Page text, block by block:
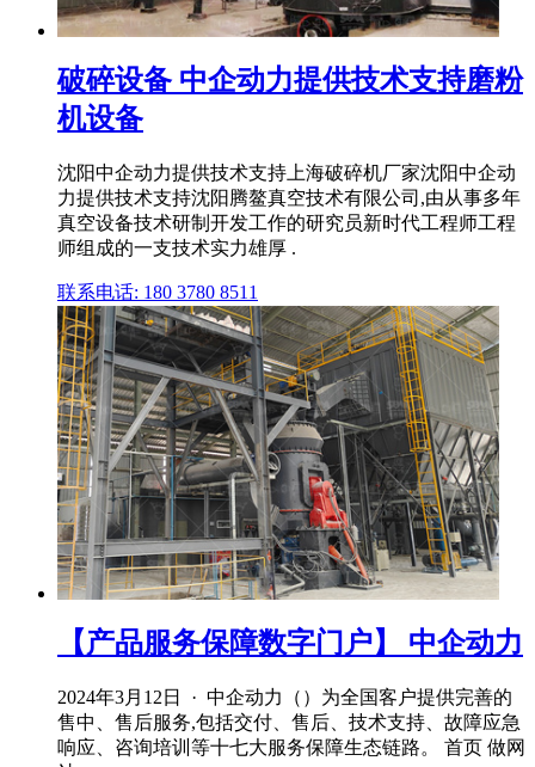
破碎设备 中企动力提供技术支持磨粉
机设备
沈阳中企动力提供技术支持上海破碎机厂家沈阳中企动
力提供技术支持沈阳腾鳌真空技术有限公司,由从事多年
真空设备技术研制开发工作的研究员新时代工程师工程
师组成的一支技术实力雄厚 .
联系电话: 180 3780 8511
【产品服务保障数字门户】 中企动力
2024年3月12日 · 中企动力（）为全国客户提供完善的
售中、售后服务,包括交付、售后、技术支持、故障应急
响应、咨询培训等十七大服务保障生态链路。 首页 做网